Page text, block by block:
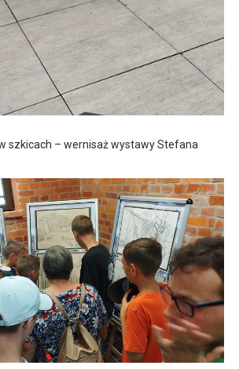
szkicach – wernisaż wystawy Stefana